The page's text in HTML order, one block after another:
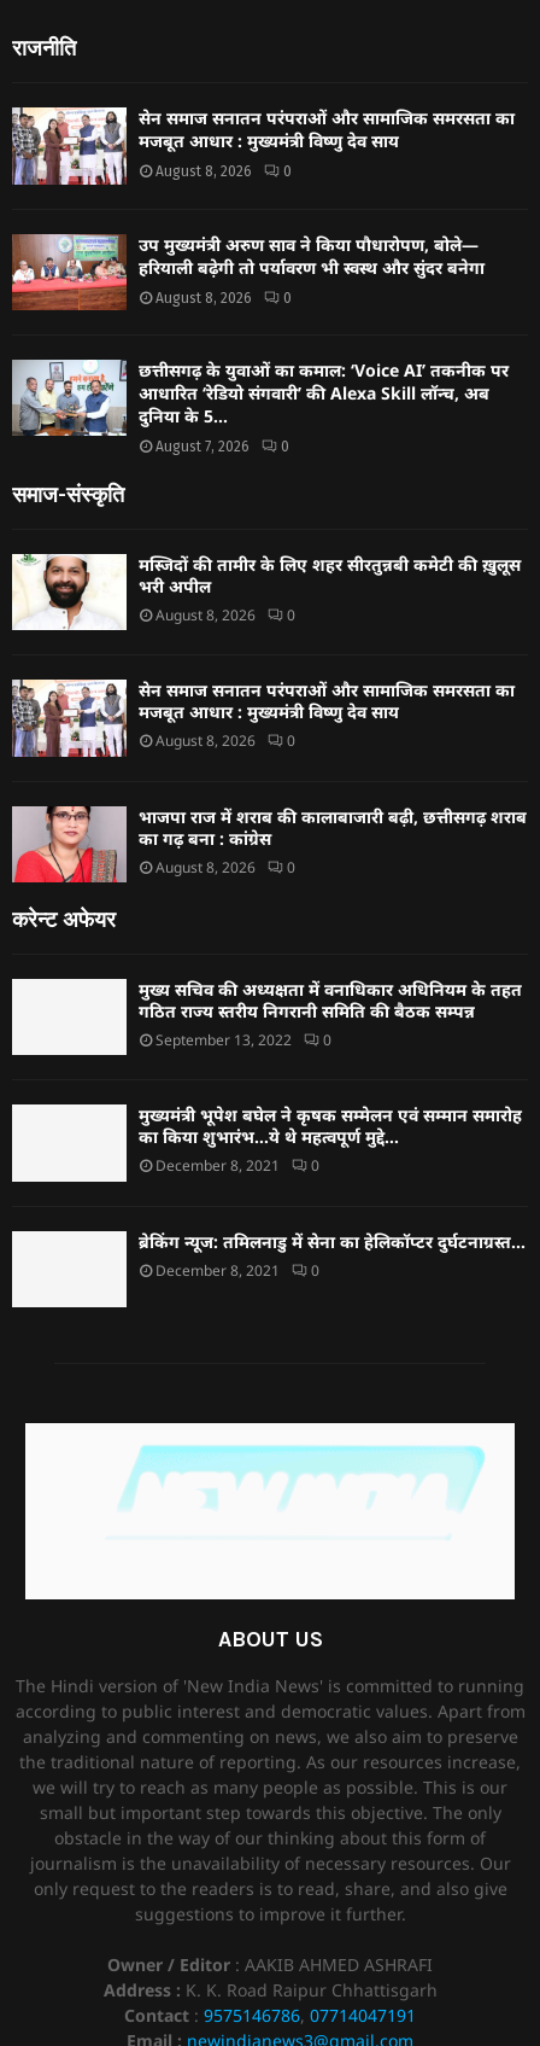
राजनीति
सेन समाज सनातन परंपराओं और सामाजिक समरसता का
मजबूत आधार : मुख्यमंत्री विष्णु देव साय
August 8, 2026 0
उप मुख्यमंत्री अरुण साव ने किया पौधारोपण, बोले—
हरियाली बढ़ेगी तो पर्यावरण भी स्वस्थ और सुंदर बनेगा
August 8, 2026 0
छत्तीसगढ़ के युवाओं का कमाल: ‘Voice AI’ तकनीक पर
आधारित ‘रेडियो संगवारी’ की Alexa Skill लॉन्च, अब
दुनिया के 5...
August 7, 2026 0
समाज-संस्कृति
मस्जिदों की तामीर के लिए शहर सीरतुन्नबी कमेटी की ख़ुलूस
भरी अपील
August 8, 2026 0
सेन समाज सनातन परंपराओं और सामाजिक समरसता का
मजबूत आधार : मुख्यमंत्री विष्णु देव साय
August 8, 2026 0
भाजपा राज में शराब की कालाबाजारी बढ़ी, छत्तीसगढ़ शराब
का गढ़ बना : कांग्रेस
August 8, 2026 0
करेन्ट अफेयर
मुख्य सचिव की अध्यक्षता में वनाधिकार अधिनियम के तहत
गठित राज्य स्तरीय निगरानी समिति की बैठक सम्पन्न
September 13, 2022 0
मुख्यमंत्री भूपेश बघेल ने कृषक सम्मेलन एवं सम्मान समारोह
का किया शुभारंभ…ये थे महत्वपूर्ण मुद्दे…
December 8, 2021 0
ब्रेकिंग न्यूज: तमिलनाडु में सेना का हेलिकॉप्टर दुर्घटनाग्रस्त…
December 8, 2021 0
ABOUT US
The Hindi version of 'New India News' is committed to running
according to public interest and democratic values. Apart from
analyzing and commenting on news, we also aim to preserve
the traditional nature of reporting. As our resources increase,
we will try to reach as many people as possible. This is our
small but important step towards this objective. The only
obstacle in the way of our thinking about this form of
journalism is the unavailability of necessary resources. Our
only request to the readers is to read, share, and also give
suggestions to improve it further.
Owner / Editor : AAKIB AHMED ASHRAFI
Address : K. K. Road Raipur Chhattisgarh
Contact : 9575146786, 07714047191
Email : newindianews3@gmail.com